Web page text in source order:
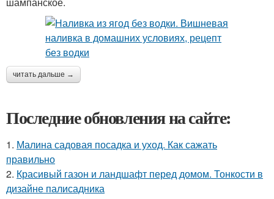
читать дальше →
Последние обновления на сайте:
1. Малина садовая посадка и уход. Как сажать
правильно
2. Красивый газон и ландшафт перед домом. Тонкости в
дизайне палисадника